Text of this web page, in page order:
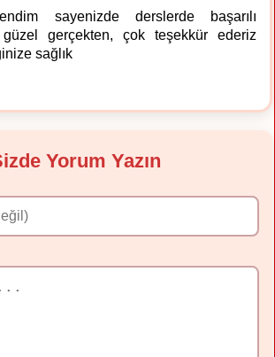
sayenizde derslerde başarılı
gerçekten, çok teşekkür ederiz
sağlık
Yorum Yazın